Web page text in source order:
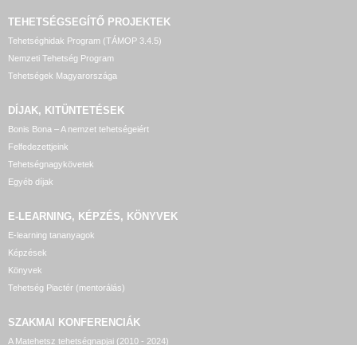
TEHETSÉGSEGÍTŐ PROJEKTEK
Tehetséghidak Program (TÁMOP 3.4.5)
Nemzeti Tehetség Program
Tehetségek Magyarországa
DÍJAK, KITÜNTETÉSEK
Bonis Bona – A nemzet tehetségeiért
Felfedezettjeink
Tehetségnagykövetek
Egyéb díjak
E-LEARNING, KÉPZÉS, KÖNYVEK
E-learning tananyagok
Képzések
Könyvek
Tehetség Piactér (mentorálás)
SZAKMAI KONFERENCIÁK
A Matehetsz tehetségnapjai (2010 - 2024)